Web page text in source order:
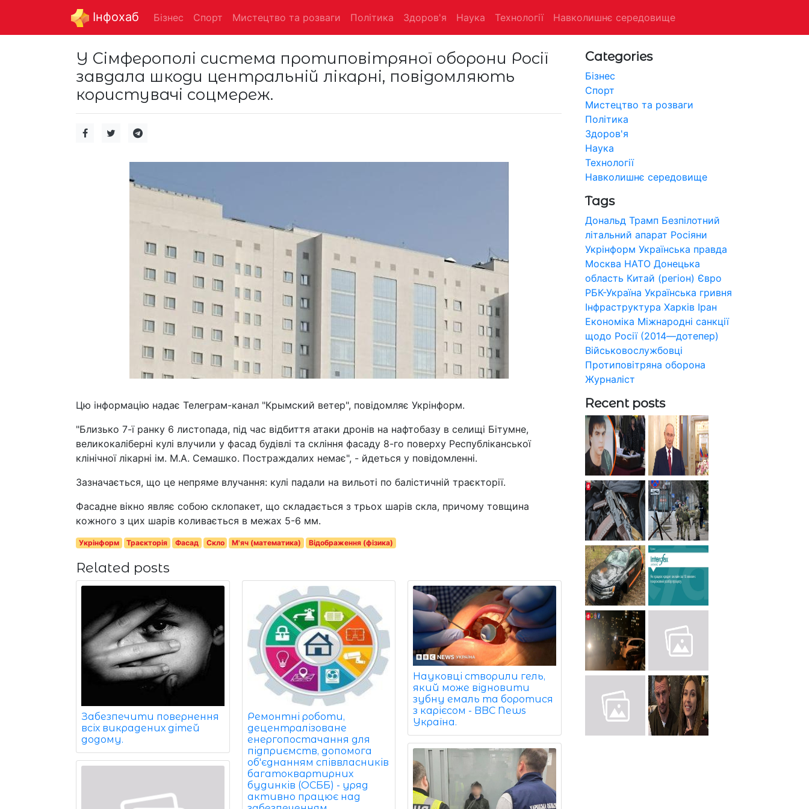
Інфохаб Бізнес Спорт Мистецтво та розваги Політика Здоров'я Наука Технології Навколишнє середовище
У Сімферополі система протиповітряної оборони Росії
завдала шкоди центральній лікарні, повідомляють
користувачі соцмереж.
Цю інформацію надає Телеграм-канал "Крымский ветер", повідомляє Укрінформ.
"Близько 7-ї ранку 6 листопада, під час відбиття атаки дронів на нафтобазу в селищі Бітумне,
великокаліберні кулі влучили у фасад будівлі та скління фасаду 8-го поверху Республіканської
клінічної лікарні ім. М.А. Семашко. Постраждалих немає", - йдеться у повідомленні.
Зазначається, що це непряме влучання: кулі падали на вильоті по балістичній траєкторії.
Фасадне вікно являє собою склопакет, що складається з трьох шарів скла, причому товщина
кожного з цих шарів коливається в межах 5-6 мм.
Укрінформ Траєкторія Фасад Скло М'яч (математика) Відображення (фізика)
Related posts
Забезпечити повернення
всіх викрадених дітей
додому.
Ремонтні роботи,
децентралізоване
енергопостачання для
підприємств, допомога
об'єднанням співвласників
багатоквартирних
будинків (ОСББ) - уряд
активно працює над
Науковці створили гель,
який може відновити
зубну емаль та боротися
з карієсом - BBC News
Україна.
Categories
Бізнес
Спорт
Мистецтво та розваги
Політика
Здоров'я
Наука
Технології
Навколишнє середовище
Tags
Дональд Трамп Безпілотний
літальний апарат Росіяни
Укрінформ Українська правда
Москва НАТО Донецька
область Китай (регіон) Євро
РБК-Україна Українська гривня
Інфраструктура Харків Іран
Економіка Міжнародні санкції
щодо Росії (2014—дотепер)
Військовослужбовці
Протиповітряна оборона
Журналіст
Recent posts